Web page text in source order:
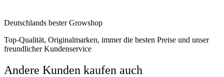
Deutschlands bester Growshop
Top-Qualität, Originalmarken, immer die besten Preise und unser
freundlicher Kundenservice
Andere Kunden kaufen auch